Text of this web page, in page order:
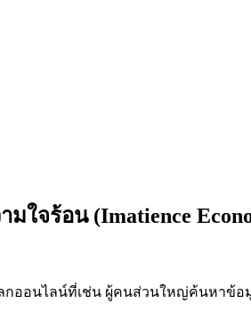
ใจร้อน (Imatience
ออนไลน์ที่เช่น ผู้คนส่วนใหญ่ค้นหาข้อมู